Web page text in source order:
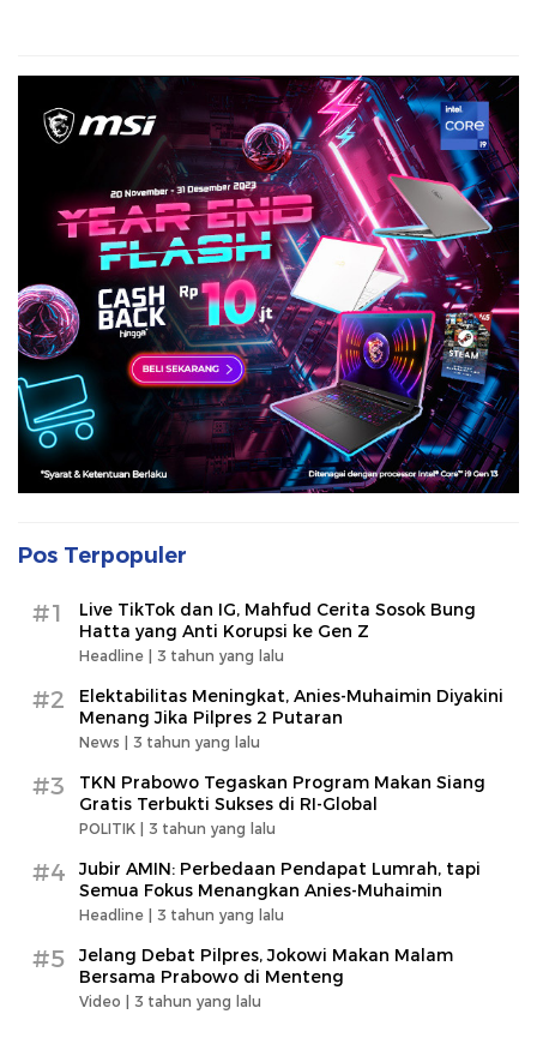
Pos Terpopuler
#1
Live TikTok dan IG, Mahfud Cerita Sosok Bung
Hatta yang Anti Korupsi ke Gen Z
Headline | 3 tahun yang lalu
#2
Elektabilitas Meningkat, Anies-Muhaimin Diyakini
Menang Jika Pilpres 2 Putaran
News | 3 tahun yang lalu
#3
TKN Prabowo Tegaskan Program Makan Siang
Gratis Terbukti Sukses di RI-Global
POLITIK | 3 tahun yang lalu
#4
Jubir AMIN: Perbedaan Pendapat Lumrah, tapi
Semua Fokus Menangkan Anies-Muhaimin
Headline | 3 tahun yang lalu
#5
Jelang Debat Pilpres, Jokowi Makan Malam
Bersama Prabowo di Menteng
Video | 3 tahun yang lalu